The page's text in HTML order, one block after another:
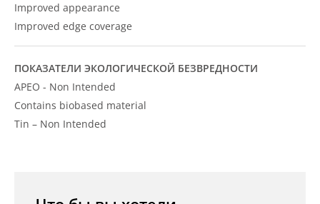
Improved appearance
Improved edge coverage
ПОКАЗАТЕЛИ ЭКОЛОГИЧЕСКОЙ БЕЗВРЕДНОСТИ
APEO - Non Intended
Contains biobased material
Tin – Non Intended